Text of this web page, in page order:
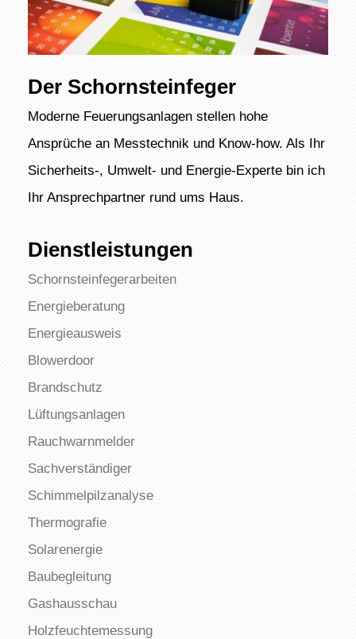
Der Schornsteinfeger
Moderne Feuerungsanlagen stellen hohe
Ansprüche an Messtechnik und Know-how. Als Ihr
Sicherheits-, Umwelt- und Energie-Experte bin ich
Ihr Ansprechpartner rund ums Haus.
Dienstleistungen
Schornsteinfegerarbeiten
Energieberatung
Energieausweis
Blowerdoor
Brandschutz
Lüftungsanlagen
Rauchwarnmelder
Sachverständiger
Schimmelpilzanalyse
Thermografie
Solarenergie
Baubegleitung
Gashausschau
Holzfeuchtemessung